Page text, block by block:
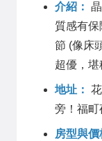
介紹：
質感有
節 (像床
超優，堪
地址：
旁！福町
房型與價